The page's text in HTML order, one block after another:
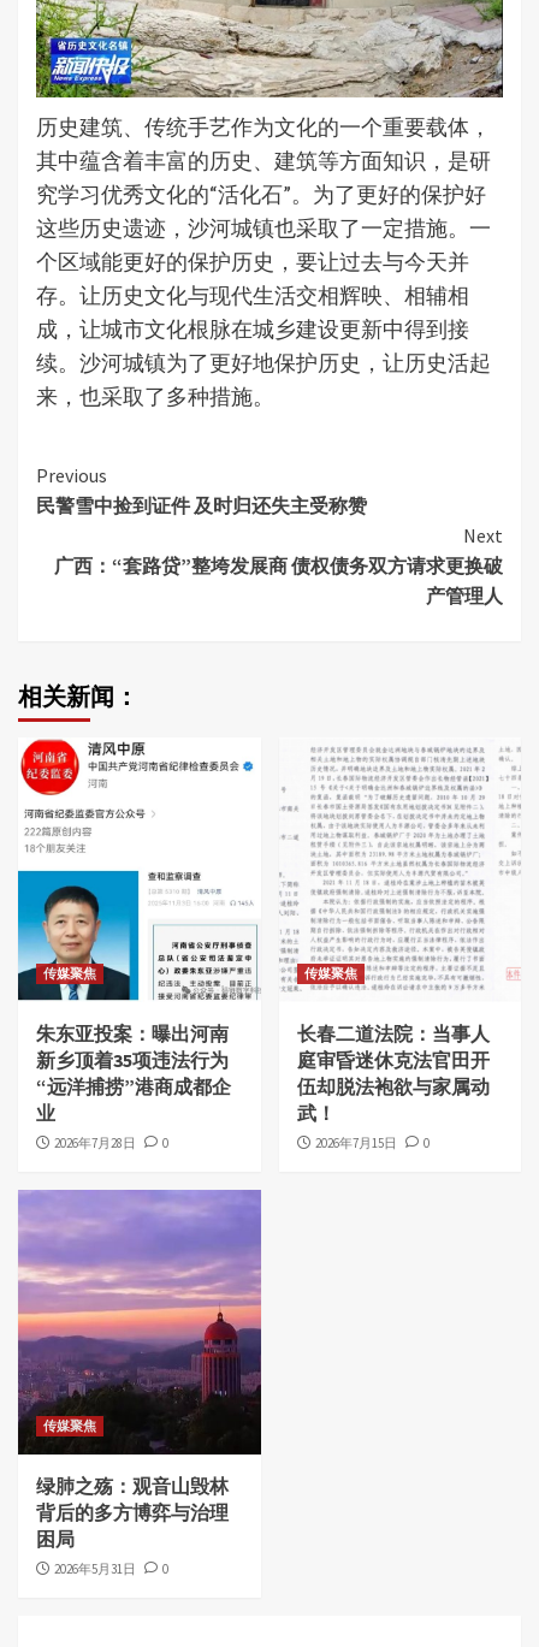
历史建筑、传统手艺作为文化的一个重要载体，
其中蕴含着丰富的历史、建筑等方面知识，是研
究学习优秀文化的“活化石”。为了更好的保护好
这些历史遗迹，沙河城镇也采取了一定措施。一
个区域能更好的保护历史，要让过去与今天并
存。让历史文化与现代生活交相辉映、相辅相
成，让城市文化根脉在城乡建设更新中得到接
续。沙河城镇为了更好地保护历史，让历史活起
来，也采取了多种措施。
Continue
Reading
Previous
民警雪中捡到证件 及时归还失主受称赞
Next
广西：“套路贷”整垮发展商 债权债务双方请求更换破
产管理人
相关新闻：
传媒聚焦
朱东亚投案：曝出河南
新乡顶着35项违法行为
“远洋捕捞”港商成都企
业
2026年7月28日 0
传媒聚焦
长春二道法院：当事人
庭审昏迷休克法官田开
伍却脱法袍欲与家属动
武！
2026年7月15日 0
传媒聚焦
绿肺之殇：观音山毁林
背后的多方博弈与治理
困局
2026年5月31日 0